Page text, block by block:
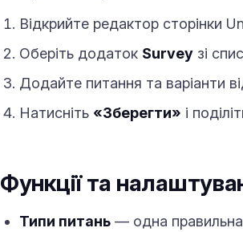
Відкрийте редактор сторінки
Оберіть додаток Survey зі
Додайте питання та варіанти
Натисніть «Зберегти» і
Функції та
Типи питань — одна правильна